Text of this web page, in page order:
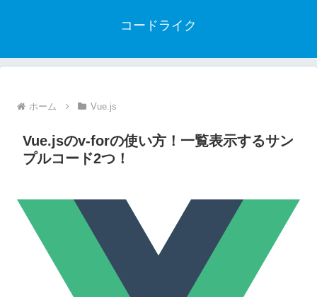
コードライク
ホーム Vue.js
Vue.jsのv-forの使い方！一覧表示するサン
プルコード2つ！